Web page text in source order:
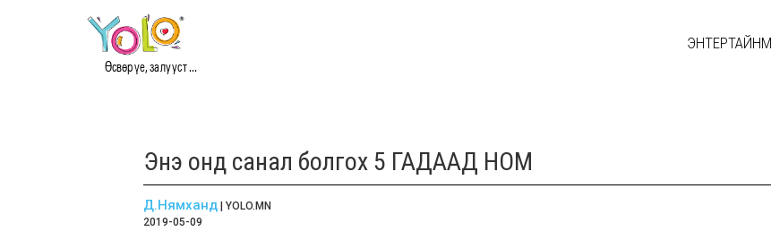
Өсвөр үе, залууст ...
Энэ онд санал болгох 5 ГАДААД НОМ
Д.Нямханд | YOLO.MN
2019-05-09